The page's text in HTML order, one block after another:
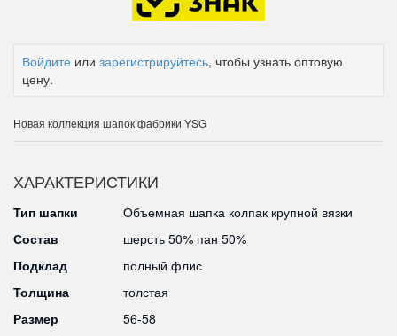
Войдите или зарегистрируйтесь, чтобы узнать оптовую
цену.
Новая коллекция шапок фабрики YSG
ХАРАКТЕРИСТИКИ
Тип шапки
Объемная шапка колпак крупной вязки
Состав
шерсть 50% пан 50%
Подклад
полный флис
Толщина
толстая
Размер
56-58